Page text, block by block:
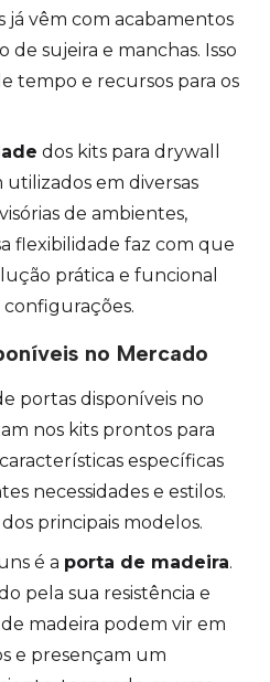
já vêm com acabamentos
sujeira e manchas. Isso
tempo e recursos para os
dos kits para drywall
em diversas
de ambientes,
flexibilidade faz com que
prática e funcional
no Mercado
portas disponíveis no
nos kits prontos para
específicas
necessidades e estilos.
principais modelos.
é a porta de madeira.
pela sua resistência e
madeira podem vir em
e presençam um